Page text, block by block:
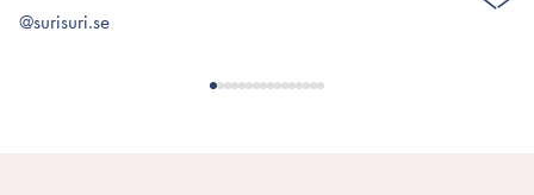
@surisuri.se